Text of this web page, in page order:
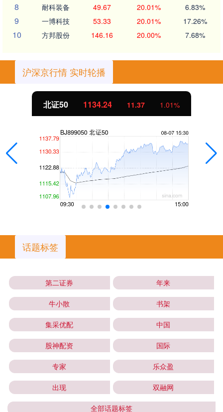
8 耐科装备 49.67 20.01% 6.83%
9 一博科技 53.33 20.01% 17.26%
10 方邦股份 146.16 20.00% 7.68%
沪深京行情 实时轮播
北证50 1134.24 11.37 1.01%
话题标签
第二证券 年来
牛小散 书架
集采优配 中国
股神配资 国际
专家 乐众盈
出现 双融网
全部话题标签